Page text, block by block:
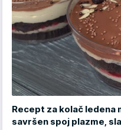
Recept za kolač ledena
savršen spoj plazme,